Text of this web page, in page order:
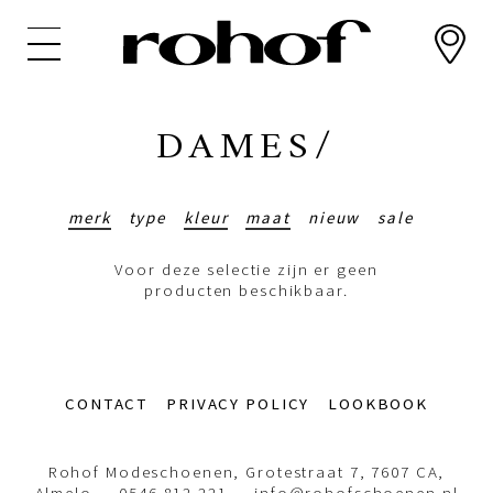
DAMES/
merk type kleur maat nieuw sale
Voor deze selectie zijn er geen
producten beschikbaar.
Footer-CONTACT PRIVACY POLICY LOOKBOOK
Rohof Modeschoenen, Grotestraat 7, 7607 CA,